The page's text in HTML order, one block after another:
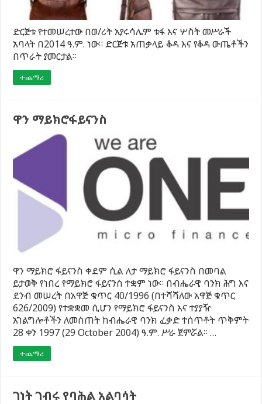
ድርጅቱ የተመሠረተው በወ/ሪት ኢየሩሳሌም ቱፋ እና ሦስት መሥራች
አባላት በ2014 ዓ.ም. ነው። ድርጅቱ አጠቃላይ ቆዳ እና የቆዳ ውጤቶችን
በጥራት ያመርታል።
ተጨማሪ
ዋን ማይክሮፋይናንስ
ዋን ማይክሮ ፋይናንስ ቀደም ሲል ለታ ማይክሮ ፋይናንስ በመባል
ይታወቅ የነበረ የማይክሮ ፋይናንስ ተቋም ነው። በብሔራዊ ባንክ ሕግ እና
ደንብ መሠረት በአዋጅ ቁጥር 40/1996 (በተሻሻለው አዋጅ ቁጥር
626/2009) የተቋቋመ ሲሆን የማይክሮ ፋይናንስ እና ተያያዥ
አገልግሎቶችን ለመስጠት ከብሔራዊ ባንክ ፈቃድ ተሰጥቶት ጥቅምት
28 ቀን 1997 (29 October 2004) ዓ.ም. ሥራ ጀምሯል። …
ተጨማሪ
ገነት ገብሩ የባሕል አልባሳት